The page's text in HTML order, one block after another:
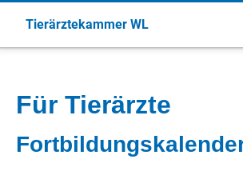
Tierärztekammer WL
Für Tierärzte